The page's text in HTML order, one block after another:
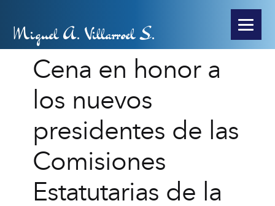
Miguel A. Villarroel S.
Cena en honor a
los nuevos
presidentes de las
Comisiones
Estatutarias de la